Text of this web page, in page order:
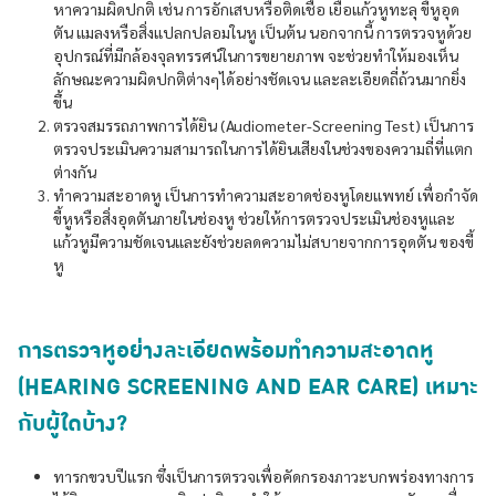
หาความผิดปกติ เช่น การอักเสบหรือติดเชื้อ เยื่อแก้วหูทะลุ ขี้หูอุด
ตัน แมลงหรือสิ่งแปลกปลอมในหู เป็นต้น นอกจากนี้ การตรวจหูด้วย
อุปกรณ์ที่มีกล้องจุลทรรศน์ในการขยายภาพ จะช่วยทำให้มองเห็น
ลักษณะความผิดปกติต่างๆได้อย่างชัดเจน และละเอียดถี่ถ้วนมากยิ่ง
ขึ้น
ตรวจสมรรถภาพการได้ยิน (Audiometer-Screening Test) เป็นการ
ตรวจประเมินความสามารถในการได้ยินเสียงในช่วงของความถี่ที่แตก
ต่างกัน
ทำความสะอาดหู เป็นการทำความสะอาดช่องหูโดยแพทย์ เพื่อกำจัด
ขี้หูหรือสิ่งอุดตันภายในช่องหู ช่วยให้การตรวจประเมินช่องหูและ
แก้วหูมีความชัดเจนและยังช่วยลดความไม่สบายจากการอุดตัน ของขี้
หู
การตรวจหูอย่างละเอียดพร้อมทำความสะอาดหู
(HEARING SCREENING AND EAR CARE) เหมาะ
กับผู้ใดบ้าง?
ทารกขวบปีแรก ซึ่งเป็นการตรวจเพื่อคัดกรองภาวะบกพร่องทางการ